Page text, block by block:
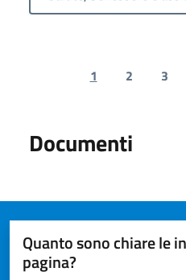
Previous page
1 2 3
Documenti
Quanto sono chiare le
pagina?